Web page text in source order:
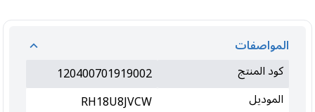
المواصفات
كود المنتج
120400701919002
الموديل
RH18U8JVCW